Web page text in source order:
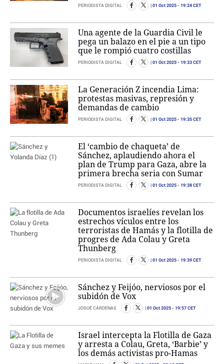
PERIODISTA DIGITAL 01 Oct 2025 - 19:24 CET
Una agente de la Guardia Civil le
pega un balazo en el pie a un tipo
que le rompió cuatro costillas
PERIODISTA DIGITAL 01 Oct 2025 - 19:33 CET
La Generación Z incendia Lima:
protestas masivas, represión y
demandas de cambio
PERIODISTA DIGITAL 01 Oct 2025 - 19:35 CET
El ‘cambio de chaqueta’ de
Sánchez, aplaudiendo ahora el
plan de Trump para Gaza, abre la
primera brecha seria con Sumar
PERIODISTA DIGITAL 01 Oct 2025 - 19:38 CET
Documentos israelíes revelan los
estrechos vículos entre los
terroristas de Hamás y la flotilla de
progres de Ada Colau y Greta
Thunberg
PERIODISTA DIGITAL 01 Oct 2025 - 19:39 CET
Sánchez y Feijóo, nerviosos por el
subidón de Vox
JOSUÉ CÁRDENAS 01 Oct 2025 - 19:57 CET
Israel intercepta la Flotilla de Gaza
y arresta a Colau, Greta, ‘Barbie’ y
los demás activistas pro-Hamas